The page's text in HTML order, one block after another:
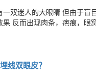
的美容院和工作室 轻易地选择非专业医师 结果 不仅没能
为什么割双
线双眼皮？